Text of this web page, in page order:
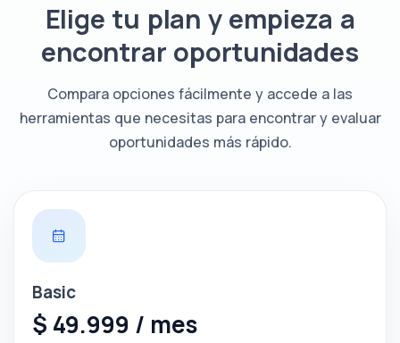
Elige tu plan y empieza a
encontrar oportunidades
Compara opciones fácilmente y accede a las
herramientas que necesitas para encontrar y evaluar
oportunidades más rápido.
Basic
$ 49.999 / mes